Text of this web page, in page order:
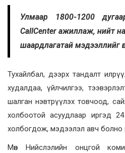
Улмаар 1800-1200
CallCenter ажиллаж, нийт
шаардлагатай мэдээллийг
Тухайлбал, дээрх тандалт
худалдаа, үйлчилгээ,
шалган нэвтрүүлэх товчоод,
холбоотой асуудлаар иргэд
холбогдож, мэдээлэл авч болно
Мөн Нийслэлийн онцгой